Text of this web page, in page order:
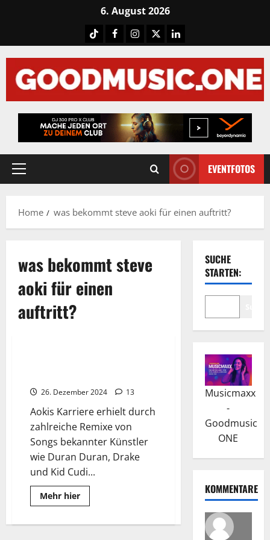
6. August 2026
TiktokFacebook
Instagram
X LinkedIN
Primary
EVENTFOTOS
Home was bekommt steve aoki für einen auftritt?
was bekommt steve
aoki für einen
auftritt?
26. Dezember 2024 13
Aokis Karriere erhielt durch
zahlreiche Remixe von
Songs bekannter Künstler
wie Duran Duran, Drake
und Kid Cudi...
Mehr hierRead
more
Aoki:
SUCHE
STARTEN:
Musicmaxx
-
Goodmusic
ONE
KOMMENTARE